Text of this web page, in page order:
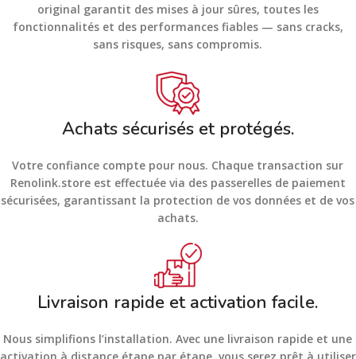
original garantit des mises à jour sûres, toutes les
fonctionnalités et des performances fiables — sans cracks,
sans risques, sans compromis.
Achats sécurisés et protégés.
Votre confiance compte pour nous. Chaque transaction sur
Renolink.store est effectuée via des passerelles de paiement
sécurisées, garantissant la protection de vos données et de vos
achats.
Livraison rapide et activation facile.
Nous simplifions l’installation. Avec une livraison rapide et une